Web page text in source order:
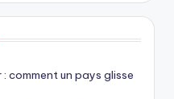
comment un pays glisse